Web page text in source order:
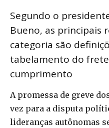
Segundo o
Bueno, as principais
categoria são
tabelamento do
cumprimento
A promessa de greve
vez para a disputa
lideranças autônomas